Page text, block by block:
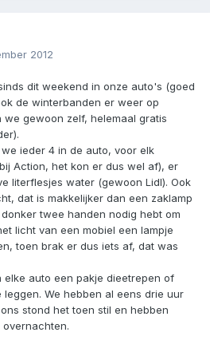
2012
dit weekend in onze auto's (goed
de winterbanden er weer op
gewoon zelf, helemaal gratis
ieder 4 in de auto, voor elk
Action, het kon er dus wel af), er
literflesjes water (gewoon Lidl). Ook
dat is makkelijker dan een zaklamp
twee handen nodig hebt om
licht van een mobiel een lampje
toen brak er dus iets af, dat was
elke auto een pakje dieetrepen of
We hebben al eens drie uur
stond het toen stil en hebben